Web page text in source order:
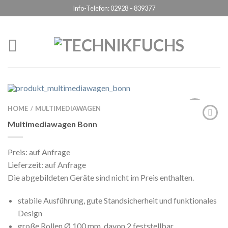
Info-Telefon: 02928 – 839377
HOME / MULTIMEDIAWAGEN
Multimediawagen Bonn
Preis: auf Anfrage
Lieferzeit: auf Anfrage
Die abgebildeten Geräte sind nicht im Preis enthalten.
stabile Ausführung, gute Standsicherheit und funktionales
Design
große Rollen Ø 100 mm, davon 2 feststellbar